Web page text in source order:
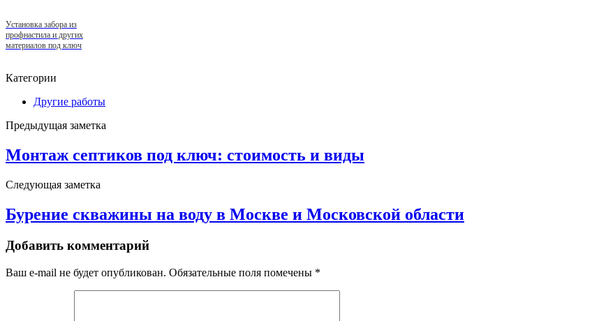
Установка забора из
профнастила и других
материалов под ключ
Категории
Другие работы
Предыдущая заметка
Монтаж септиков под ключ: стоимость и виды
Следующая заметка
Бурение скважины на воду в Москве и Московской области
Добавить комментарий
Ваш e-mail не будет опубликован. Обязательные поля помечены *